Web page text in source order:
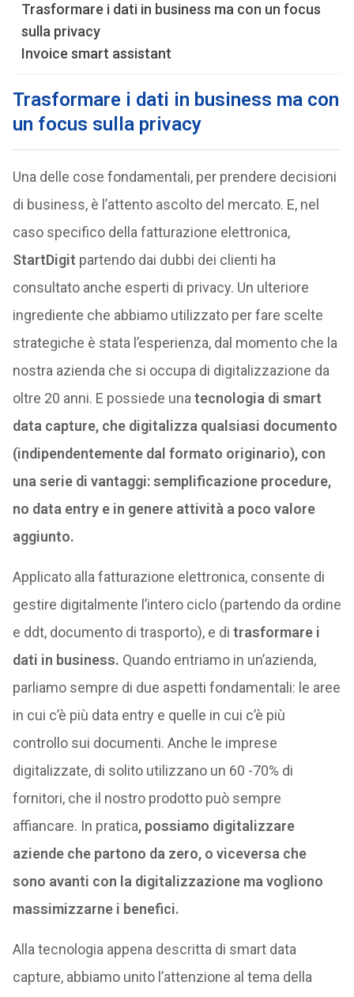
Trasformare i dati in business ma con un focus
sulla privacy
Invoice smart assistant
Trasformare i dati in business ma con
un focus sulla privacy
Una delle cose fondamentali, per prendere decisioni
di business, è l’attento ascolto del mercato. E, nel
caso specifico della fatturazione elettronica,
StartDigit partendo dai dubbi dei clienti ha
consultato anche esperti di privacy. Un ulteriore
ingrediente che abbiamo utilizzato per fare scelte
strategiche è stata l’esperienza, dal momento che la
nostra azienda che si occupa di digitalizzazione da
oltre 20 anni. E possiede una tecnologia di smart
data capture, che digitalizza qualsiasi documento
(indipendentemente dal formato originario), con
una serie di vantaggi: semplificazione procedure,
no data entry e in genere attività a poco valore
aggiunto.
Applicato alla fatturazione elettronica, consente di
gestire digitalmente l’intero ciclo (partendo da ordine
e ddt, documento di trasporto), e di trasformare i
dati in business. Quando entriamo in un’azienda,
parliamo sempre di due aspetti fondamentali: le aree
in cui c’è più data entry e quelle in cui c’è più
controllo sui documenti. Anche le imprese
digitalizzate, di solito utilizzano un 60 -70% di
fornitori, che il nostro prodotto può sempre
affiancare. In pratica, possiamo digitalizzare
aziende che partono da zero, o viceversa che
sono avanti con la digitalizzazione ma vogliono
massimizzarne i benefici.
Alla tecnologia appena descritta di smart data
capture, abbiamo unito l’attenzione al tema della